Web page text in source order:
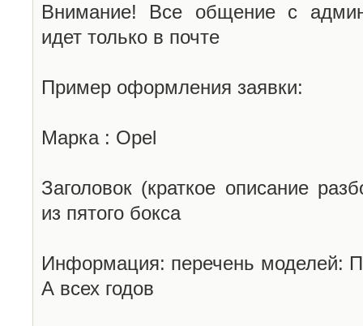
Внимание! Все общение с
идет только в почте
Пример оформления заявки:
Марка : Opel
Заголовок (краткое описание
из пятого бокса
Информация: перечень моделей:
А всех годов